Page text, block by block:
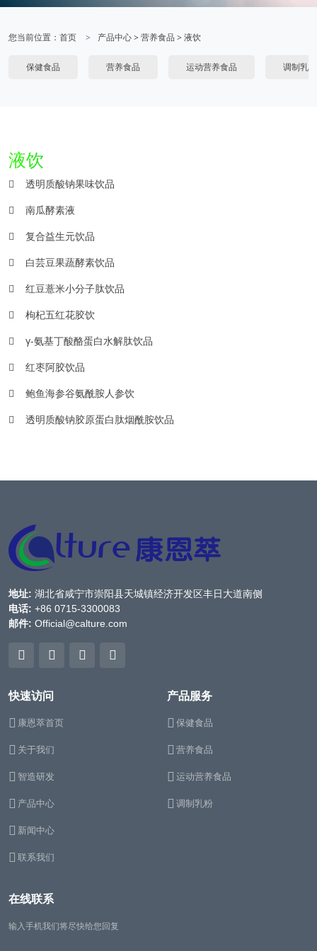
您当前位置： 首页 产品中心> 营养食品 > 液饮
保健食品 营养食品 运动营养食品 调制乳粉
液饮
透明质酸钠果味饮品
南瓜酵素液
复合益生元饮品
白芸豆果蔬酵素饮品
红豆薏米小分子肽饮品
枸杞五红花胶饮
γ-氨基丁酸酪蛋白水解肽饮品
红枣阿胶饮品
鲍鱼海参谷氨酰胺人参饮
透明质酸钠胶原蛋白肽烟酰胺饮品
地址: 湖北省咸宁市崇阳县天城镇经济开发区丰日大道南侧
电话: +86 0715-3300083
邮件: Official@calture.com
快速访问
康恩萃首页
关于我们
智造研发
产品中心
新闻中心
联系我们
产品服务
保健食品
营养食品
运动营养食品
调制乳粉
在线联系
输入手机我们将尽快给您回复